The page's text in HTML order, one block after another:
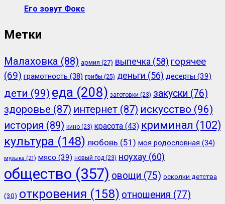
Его зовут Фокс
Метки
Малаховка (88) армия (27) выпечка (58) горячее
(69) грамотность (38) грибы (25) деньги (56) десерты (39)
дети (99) еда (208) заготовки (23) закуски (76)
здоровье (87) интернет (87) искусство (96)
история (89) кино (23) красота (43) криминал (102)
культура (148) любовь (51) моя родословная (34)
музыка (21) мясо (39) новый год (23) ноухау (60)
общество (357) овощи (75) осколки детства
(30) откровения (158) отношения (77)